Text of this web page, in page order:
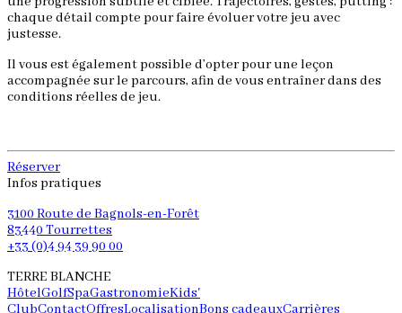
chaque détail compte pour faire évoluer votre jeu avec
justesse.
Il vous est également possible d’opter pour une leçon
accompagnée sur le parcours, afin de vous entraîner dans des
conditions réelles de jeu.
Réserver
Infos pratiques
3100 Route de Bagnols-en-Forêt
83440 Tourrettes
+33 (0)4 94 39 90 00
TERRE BLANCHE
HôtelGolfSpaGastronomieKids'
ClubContactOffresLocalisationBons cadeauxCarrières